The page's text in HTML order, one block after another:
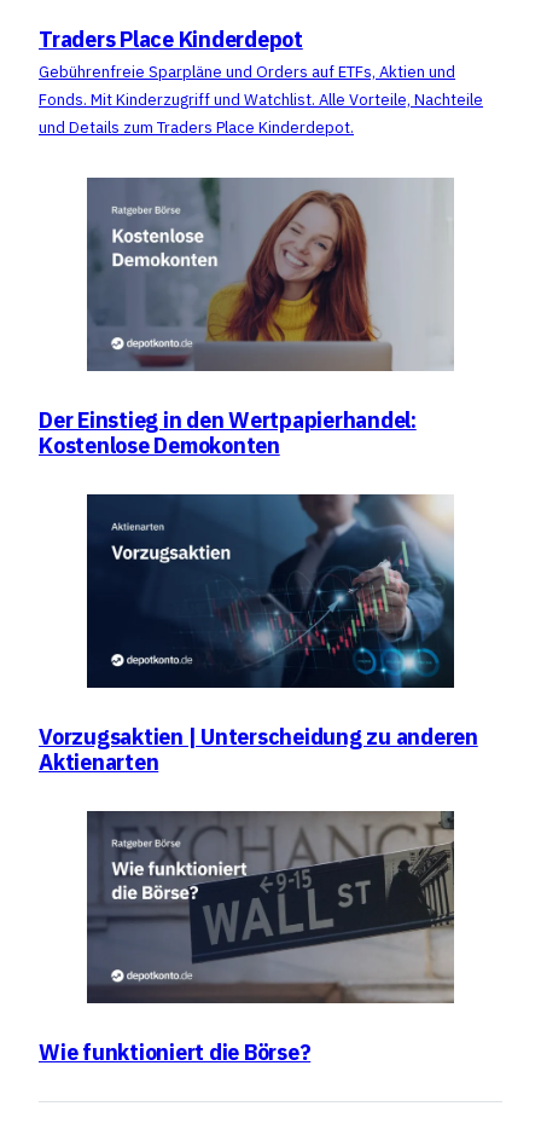
Traders Place Kinderdepot
Gebührenfreie Sparpläne und Orders auf ETFs, Aktien und
Fonds. Mit Kinderzugriff und Watchlist. Alle Vorteile, Nachteile
und Details zum Traders Place Kinderdepot.
Der Einstieg in den Wertpapierhandel:
Kostenlose Demokonten
Vorzugsaktien | Unterscheidung zu anderen
Aktienarten
Wie funktioniert die Börse?